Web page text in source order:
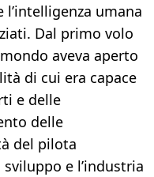
l’intelligenza umana
Dal primo volo
aveva aperto
di cui era capace
e delle
delle
del pilota
e l’industria